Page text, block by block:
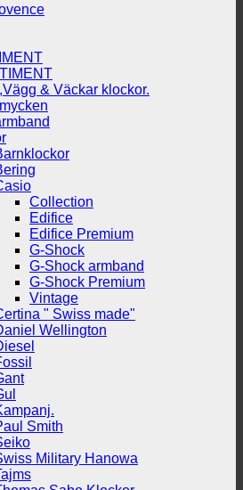
& Väckar klockor.
Collection
Edifice
Edifice Premium
G-Shock
G-Shock armband
G-Shock Premium
Vintage
" Swiss made"
Wellington
Smith
Military Hanowa